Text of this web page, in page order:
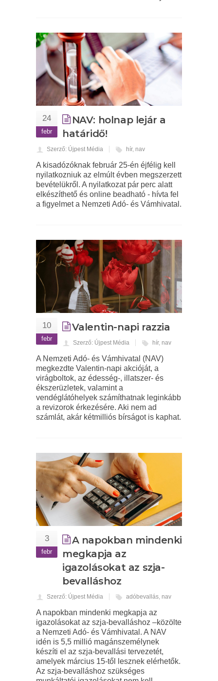
24
febr
NAV: holnap lejár a
határidő!
Szerző: Újpest Média hír, nav
A kisadózóknak február 25-én éjfélig kell
nyilatkozniuk az elmúlt évben megszerzett
bevételükről. A nyilatkozat pár perc alatt
elkészíthető és online beadható - hívta fel
a figyelmet a Nemzeti Adó- és Vámhivatal.
10
febr
Valentin-napi razzia
Szerző: Újpest Média hír, nav
A Nemzeti Adó- és Vámhivatal (NAV)
megkezdte Valentin-napi akcióját, a
virágboltok, az édesség-, illatszer- és
ékszerüzletek, valamint a
vendéglátóhelyek számíthatnak leginkább
a revizorok érkezésére. Aki nem ad
számlát, akár kétmilliós bírságot is kaphat.
3
febr
A napokban mindenki
megkapja az
igazolásokat az szja-
bevalláshoz
Szerző: Újpest Média adóbevallás, nav
A napokban mindenki megkapja az
igazolásokat az szja-bevalláshoz –közölte
a Nemzeti Adó- és Vámhivatal. A NAV
idén is 5,5 millió magánszemélynek
készíti el az szja-bevallási tervezetét,
amelyek március 15-től lesznek elérhetők.
Az szja-bevalláshoz szükséges